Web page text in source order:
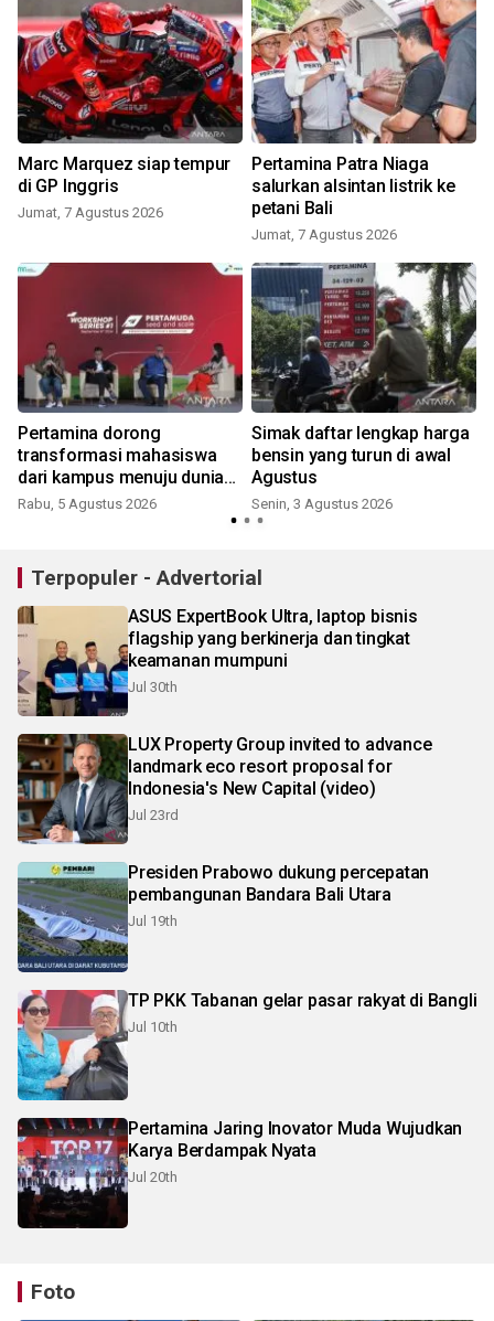
Marc Marquez siap tempur
di GP Inggris
Jumat, 7 Agustus 2026
Pertamina Patra Niaga
salurkan alsintan listrik ke
petani Bali
Jumat, 7 Agustus 2026
Pertamina dorong
transformasi mahasiswa
dari kampus menuju dunia
startup
Rabu, 5 Agustus 2026
Simak daftar lengkap harga
bensin yang turun di awal
Agustus
Senin, 3 Agustus 2026
Terpopuler - Advertorial
ASUS ExpertBook Ultra, laptop bisnis
flagship yang berkinerja dan tingkat
keamanan mumpuni
Jul 30th
LUX Property Group invited to advance
landmark eco resort proposal for
Indonesia's New Capital (video)
Jul 23rd
Presiden Prabowo dukung percepatan
pembangunan Bandara Bali Utara
Jul 19th
TP PKK Tabanan gelar pasar rakyat di Bangli
Jul 10th
Pertamina Jaring Inovator Muda Wujudkan
Karya Berdampak Nyata
Jul 20th
Foto